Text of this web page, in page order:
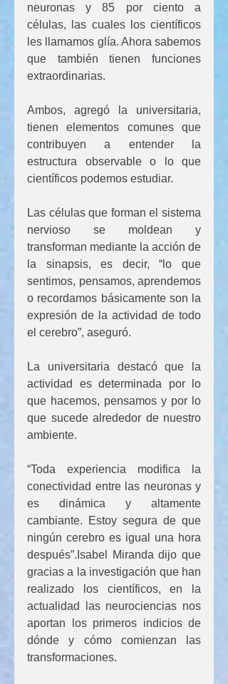
neuronas y 85 por ciento a
células, las cuales los científicos
les llamamos glía. Ahora sabemos
que también tienen funciones
extraordinarias.
Ambos, agregó la universitaria,
tienen elementos comunes que
contribuyen a entender la
estructura observable o lo que
científicos podemos estudiar.
Las células que forman el sistema
nervioso se moldean y
transforman mediante la acción de
la sinapsis, es decir, “lo que
sentimos, pensamos, aprendemos
o recordamos básicamente son la
expresión de la actividad de todo
el cerebro”, aseguró.
La universitaria destacó que la
actividad es determinada por lo
que hacemos, pensamos y por lo
que sucede alrededor de nuestro
ambiente.
“Toda experiencia modifica la
conectividad entre las neuronas y
es dinámica y altamente
cambiante. Estoy segura de que
ningún cerebro es igual una hora
después”.Isabel Miranda dijo que
gracias a la investigación que han
realizado los científicos, en la
actualidad las neurociencias nos
aportan los primeros indicios de
dónde y cómo comienzan las
transformaciones.